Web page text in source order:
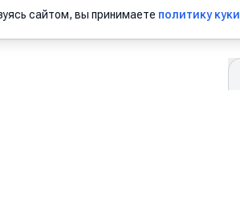
сайтом, вы принимаете политику куки